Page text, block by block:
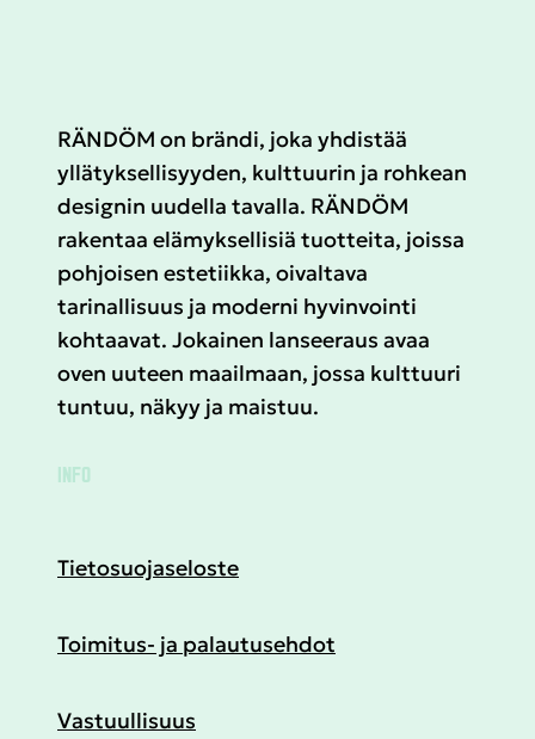
RÄNDÖM on brändi, joka yhdistää
yllätyksellisyyden, kulttuurin ja rohkean
designin uudella tavalla. RÄNDÖM
rakentaa elämyksellisiä tuotteita, joissa
pohjoisen estetiikka, oivaltava
tarinallisuus ja moderni hyvinvointi
kohtaavat. Jokainen lanseeraus avaa
oven uuteen maailmaan, jossa kulttuuri
tuntuu, näkyy ja maistuu.
INFO
Tietosuojaseloste
Toimitus- ja palautusehdot
Vastuullisuus